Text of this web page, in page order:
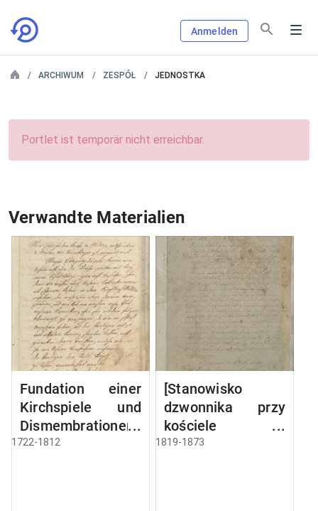
Anmelden
ARCHIWUM ZESPÓŁ JEDNOSTKA
Portlet ist temporär nicht erreichbar.
Verwandte Materialien
Fundation einer
Kirchspiele und
Dismembrationen-
Sache
1722-1812
[Stanowisko
dzwonnika przy
kościele w
Miłkach]
1819-1873